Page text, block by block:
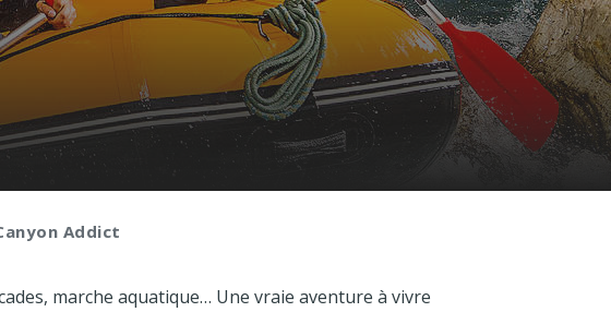
Addict
marche aquatique… Une vraie aventure à vivre